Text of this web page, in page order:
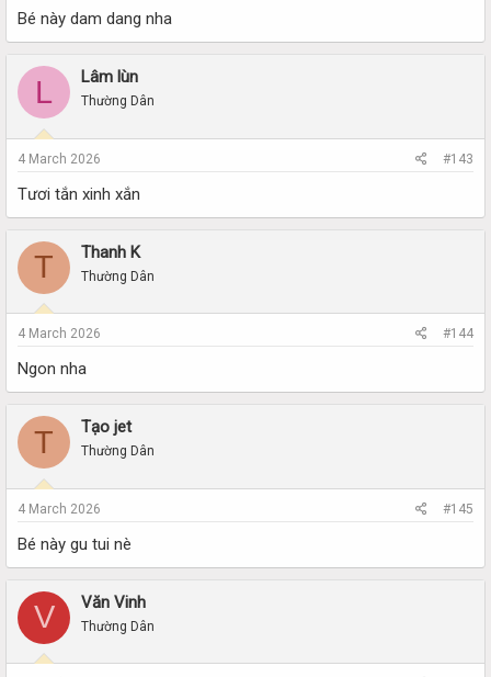
Bé này dam dang nha
L Lâm lùn
Thường Dân
4 March 2026 #143
Tươi tắn xinh xắn
T Thanh K
Thường Dân
4 March 2026 #144
Ngon nha
T Tạo jet
Thường Dân
4 March 2026 #145
Bé này gu tui nè
V Văn Vinh
Thường Dân